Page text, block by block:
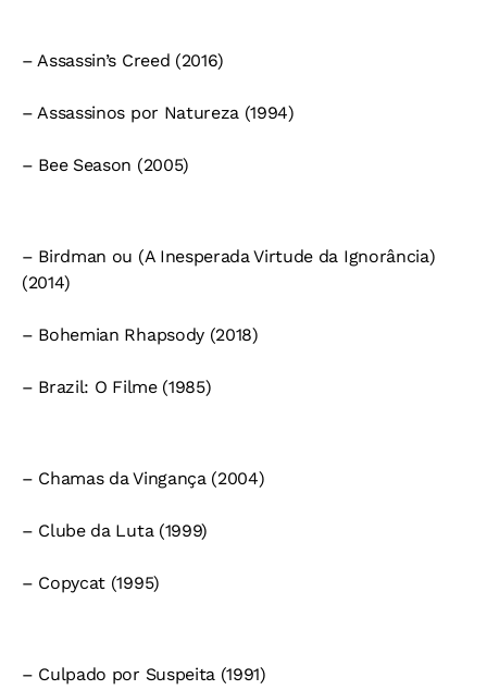
– Assassin’s Creed (2016)
– Assassinos por Natureza (1994)
– Bee Season (2005)
– Birdman ou (A Inesperada Virtude da Ignorância)
(2014)
– Bohemian Rhapsody (2018)
– Brazil: O Filme (1985)
– Chamas da Vingança (2004)
– Clube da Luta (1999)
– Copycat (1995)
– Culpado por Suspeita (1991)